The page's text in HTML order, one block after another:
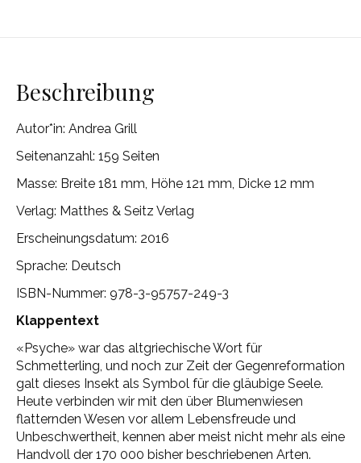
Beschreibung
Autor*in: Andrea Grill
Seitenanzahl: 159 Seiten
Masse: Breite 181 mm, Höhe 121 mm, Dicke 12 mm
Verlag: Matthes & Seitz Verlag
Erscheinungsdatum: 2016
Sprache: Deutsch
ISBN-Nummer: 978-3-95757-249-3
Klappentext
«Psyche» war das altgriechische Wort für
Schmetterling, und noch zur Zeit der Gegenreformation
galt dieses Insekt als Symbol für die gläubige Seele.
Heute verbinden wir mit den über Blumenwiesen
flatternden Wesen vor allem Lebensfreude und
Unbeschwertheit, kennen aber meist nicht mehr als eine
Handvoll der 170 000 bisher beschriebenen Arten.